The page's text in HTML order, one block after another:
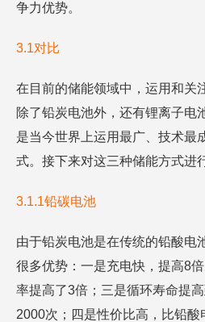
争力优势。
3.1对比
在目前的储能领域中，运用和关
除了铅炭电池外，还有锂离子电
是当今世界上运用最广、技术最
式。接下来对这三种储能方式进
3.1.1铅碳电池
由于铅炭电池是在传统的铅酸电
很多优势：一是充电快，提高8
率提高了3倍；三是循环寿命提
2000次；四是性价比高，比铅酸